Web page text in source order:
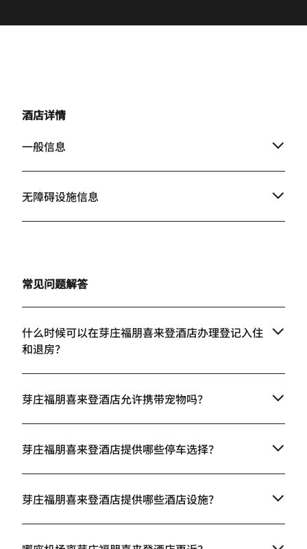
酒店详情
一般信息
无障碍设施信息
常见问题解答
什么时候可以在芽庄福朋喜来登酒店办理登记入住
和退房？
芽庄福朋喜来登酒店允许携带宠物吗？
芽庄福朋喜来登酒店提供哪些停车选择？
芽庄福朋喜来登酒店提供哪些酒店设施？